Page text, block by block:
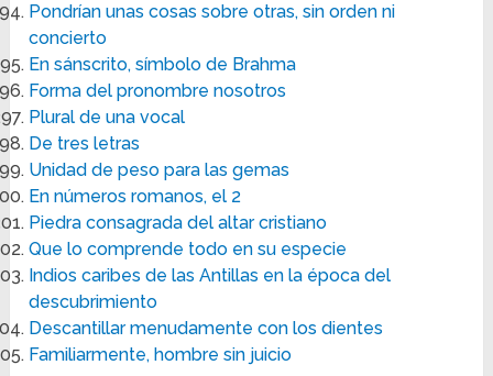
Pondrían unas cosas sobre otras, sin orden ni
concierto
En sánscrito, símbolo de Brahma
Forma del pronombre nosotros
Plural de una vocal
De tres letras
Unidad de peso para las gemas
En números romanos, el 2
Piedra consagrada del altar cristiano
Que lo comprende todo en su especie
Indios caribes de las Antillas en la época del
descubrimiento
Descantillar menudamente con los dientes
Familiarmente, hombre sin juicio